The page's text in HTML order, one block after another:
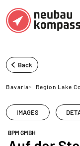
Back
Bavaria> Region Lake
IMAGES
BPM GMBH